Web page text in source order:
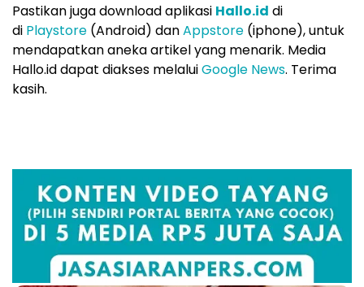
Pastikan juga download aplikasi Hallo.id di
di Playstore (Android) danAppstore (iphone), untuk
mendapatkan aneka artikel yang menarik. Media
Hallo.id dapat diakses melaluiGoogle News. Terima
kasih.